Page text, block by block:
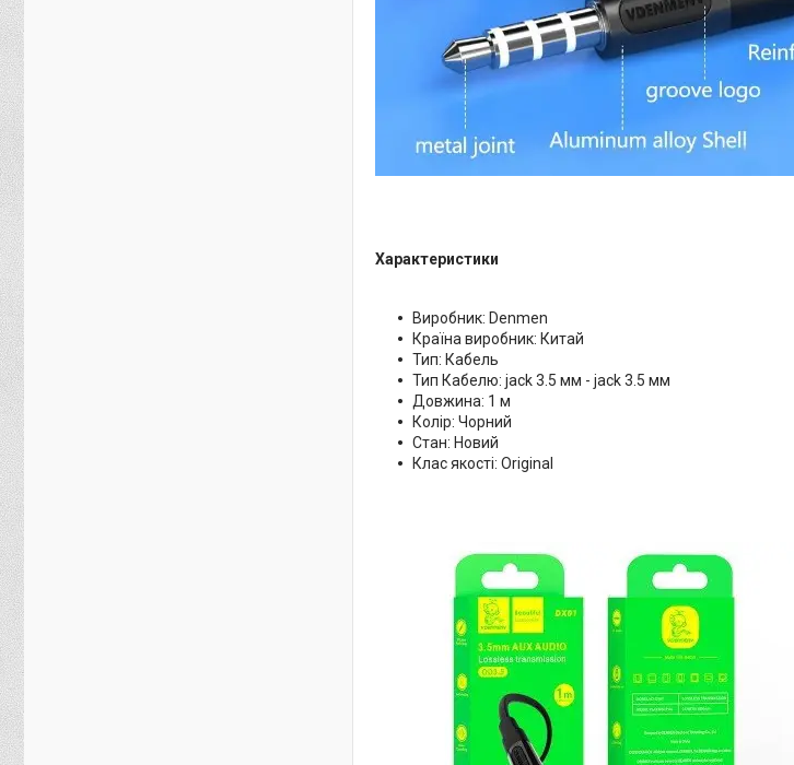
Характеристики
Виробник: Denmen
Країна виробник: Китай
Тип: Кабель
Тип Кабелю: jack 3.5 мм - jack 3.5 мм
Довжина: 1 м
Колір: Чорний
Стан: Новий
Клас якості: Original